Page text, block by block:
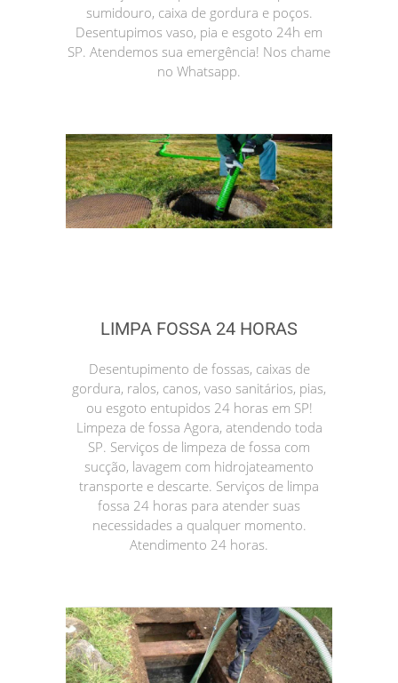
sumidouro, caixa de gordura e poços.
Desentupimos vaso, pia e esgoto 24h em
SP. Atendemos sua emergência! Nos chame
no Whatsapp.
LIMPA FOSSA 24 HORAS
Desentupimento de fossas, caixas de
gordura, ralos, canos, vaso sanitários, pias,
ou esgoto entupidos 24 horas em SP!
Limpeza de fossa Agora, atendendo toda
SP. Serviços de limpeza de fossa com
sucção, lavagem com hidrojateamento
transporte e descarte. Serviços de limpa
fossa 24 horas para atender suas
necessidades a qualquer momento.
Atendimento 24 horas.